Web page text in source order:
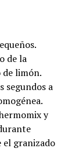
de la
limón.
segundos a
y
el granizado